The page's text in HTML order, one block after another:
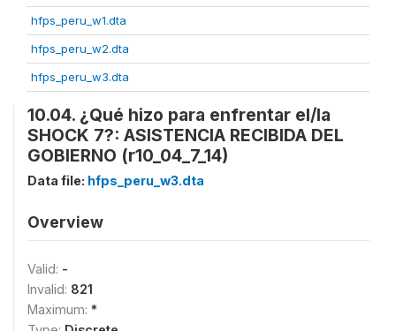
hfps_peru_w1.dta
hfps_peru_w2.dta
hfps_peru_w3.dta
10.04. ¿Qué hizo para enfrentar el/la
SHOCK 7?: ASISTENCIA RECIBIDA DEL
GOBIERNO (r10_04_7_14)
Data file: hfps_peru_w3.dta
Overview
Valid: -
Invalid: 821
Maximum: *